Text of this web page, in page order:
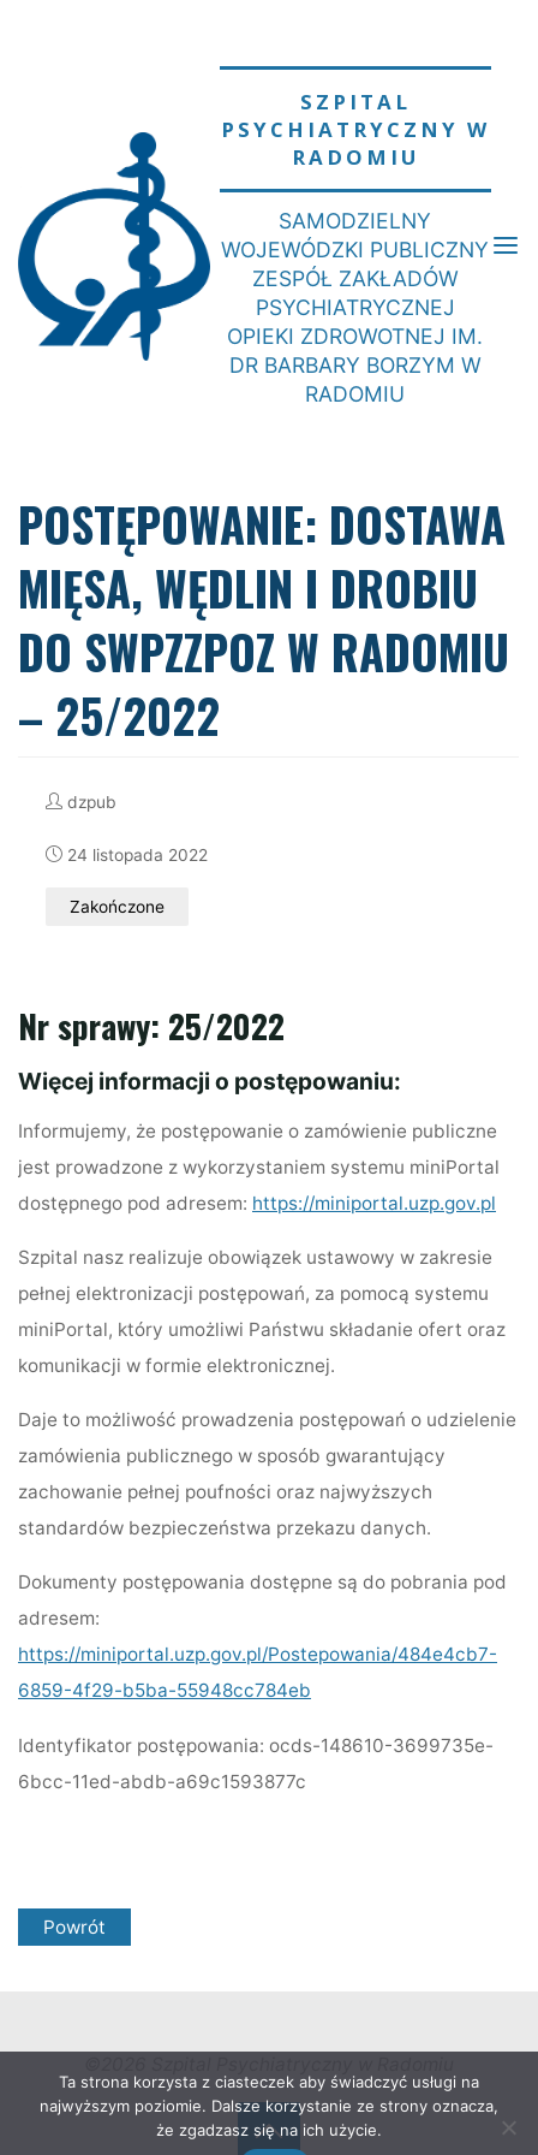
SZPITAL
PSYCHIATRYCZNY W
RADOMIU
SAMODZIELNY
WOJEWÓDZKI PUBLICZNY
ZESPÓŁ ZAKŁADÓW
PSYCHIATRYCZNEJ
OPIEKI ZDROWOTNEJ IM.
DR BARBARY BORZYM W
RADOMIU
POSTĘPOWANIE: DOSTAWA
MIĘSA, WĘDLIN I DROBIU
DO SWPZZPOZ W RADOMIU
– 25/2022
dzpub
24 listopada 2022
Zakończone
Nr sprawy: 25/2022
Więcej informacji o postępowaniu:
Informujemy, że postępowanie o zamówienie publiczne
jest prowadzone z wykorzystaniem systemu miniPortal
dostępnego pod adresem: https://miniportal.uzp.gov.pl
Szpital nasz realizuje obowiązek ustawowy w zakresie
pełnej elektronizacji postępowań, za pomocą systemu
miniPortal, który umożliwi Państwu składanie ofert oraz
komunikacji w formie elektronicznej.
Daje to możliwość prowadzenia postępowań o udzielenie
zamówienia publicznego w sposób gwarantujący
zachowanie pełnej poufności oraz najwyższych
standardów bezpieczeństwa przekazu danych.
Dokumenty postępowania dostępne są do pobrania pod
adresem:
https://miniportal.uzp.gov.pl/Postepowania/484e4cb7-
6859-4f29-b5ba-55948cc784eb
Identyfikator postępowania:ocds-148610-3699735e-
6bcc-11ed-abdb-a69c1593877c
Powrót
Ta strona korzysta z ciasteczek aby świadczyć usługi na
najwyższym poziomie. Dalsze korzystanie ze strony oznacza,
że zgadzasz się na ich użycie.